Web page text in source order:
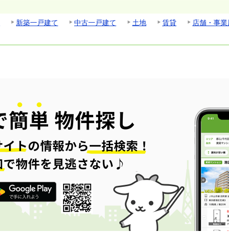
新築一戸建て 中古一戸建て 土地 賃貸
店舗・事業